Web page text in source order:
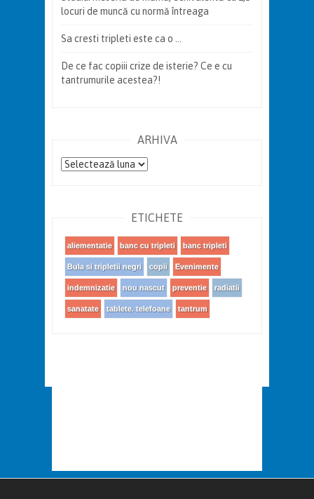
locuri de muncă cu normă întreaga
Sa cresti tripleti este ca o …
De ce fac copiii crize de isterie? Ce e cu
tantrumurile acestea?!
ARHIVA
Arhiva
ETICHETE
aliementatie banc cu tripleti banc tripleti
Bula si tripletii negri copii Evenimente
indemnizatie nou nascut preventie radiatii
sanatate tablete. telefoane tantrum